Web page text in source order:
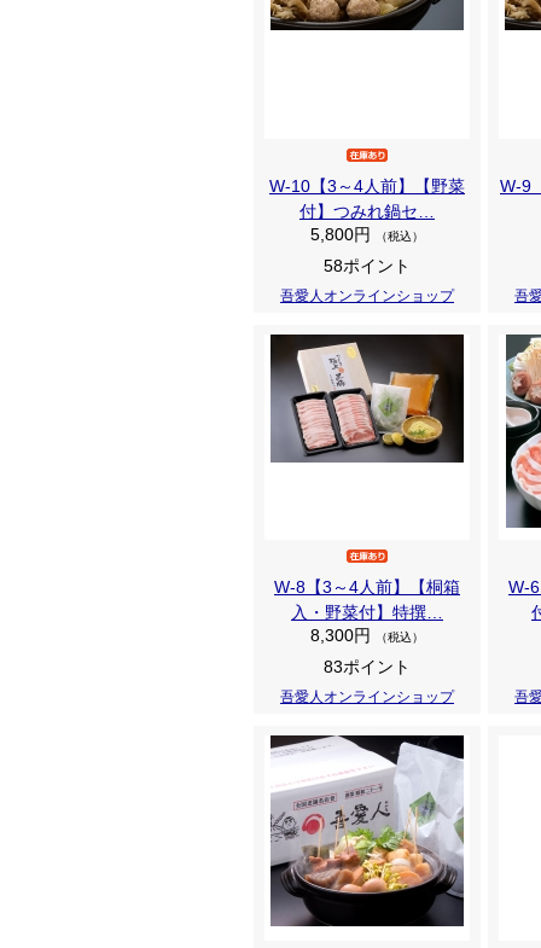
W-10【3～4人前】【野菜
付】つみれ鍋セ…
5,800円
（税込）
58ポイント
吾愛人オンラインショップ
W-9
吾
W-8【3～4人前】【桐箱
入・野菜付】特撰…
8,300円
（税込）
83ポイント
吾愛人オンラインショップ
W-
吾